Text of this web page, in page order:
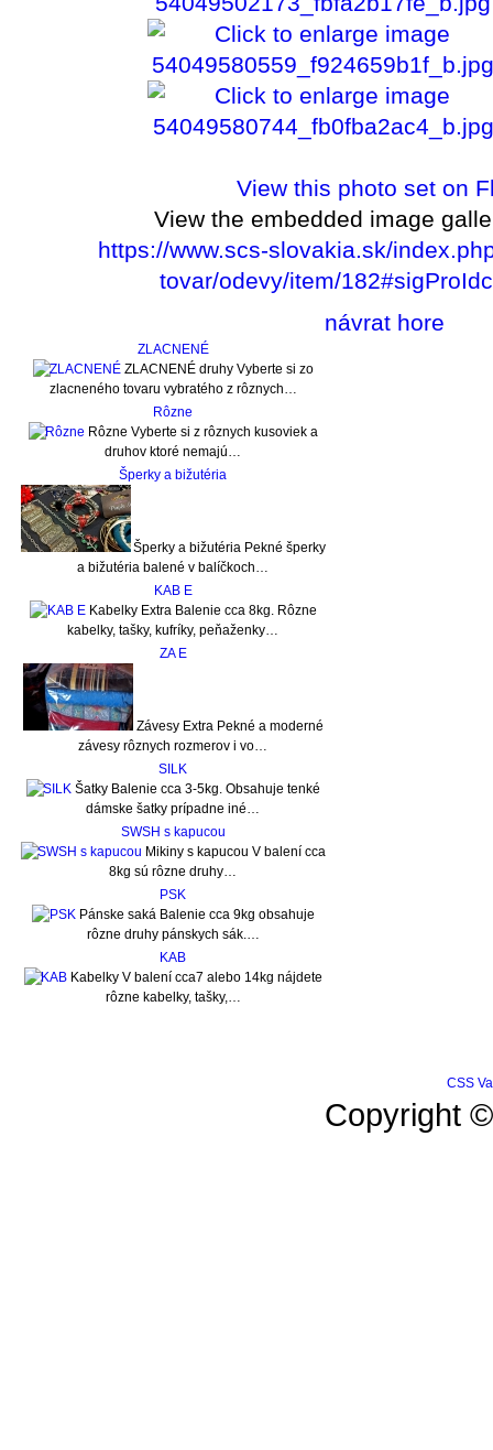
View this photo set on
View the embedded image
https://www.scs-slovakia.sk/
tovar/odevy/item/
návrat hore
ZLACNENÉ
ZLACNENÉ druhy Vyberte si zo
zlacneného tovaru vybratého z rôznych…
Rôzne
Rôzne Vyberte si z rôznych kusoviek a
druhov ktoré nemajú…
Šperky a bižutéria
Šperky a bižutéria Pekné šperky
a bižutéria balené v balíčkoch…
KAB E
Kabelky Extra Balenie cca 8kg. Rôzne
kabelky, tašky, kufríky, peňaženky…
ZA E
Závesy Extra Pekné a moderné
závesy rôznych rozmerov i vo…
SILK
Šatky Balenie cca 3-5kg. Obsahuje tenké
dámske šatky prípadne iné…
SWSH s kapucou
Mikiny s kapucou V balení cca
8kg sú rôzne druhy…
PSK
Pánske saká Balenie cca 9kg obsahuje
rôzne druhy pánskych sák.…
KAB
Kabelky V balení cca7 alebo 14kg nájdete
rôzne kabelky, tašky,…
CSS
Copyright